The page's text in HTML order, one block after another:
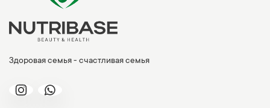
Здоровая семья - счастливая семья